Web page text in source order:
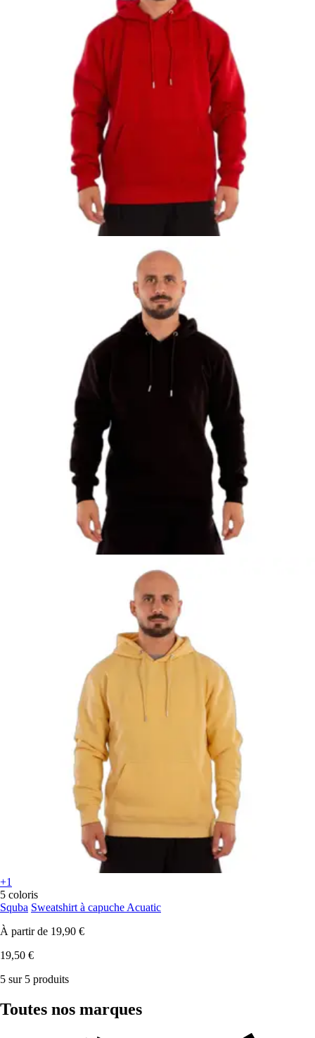
+1
5 coloris
Squba Sweatshirt à capuche Acuatic
À partir de 19,90 €
19,50 €
5 sur 5 produits
Toutes nos marques